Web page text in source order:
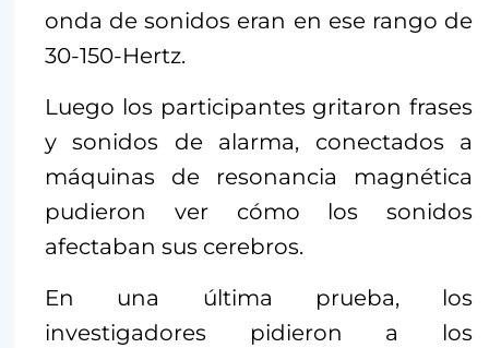
onda de sonidos eran en ese rango de
30-150-Hertz.
Luego los participantes gritaron frases
y sonidos de alarma, conectados a
máquinas de resonancia magnética
pudieron ver cómo los sonidos
afectaban sus cerebros.
En una última prueba, los
investigadores pidieron a los